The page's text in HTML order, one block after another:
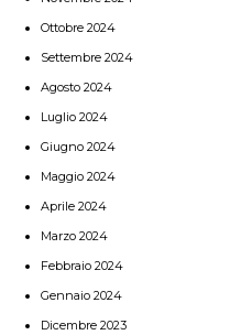
Ottobre 2024
Settembre 2024
Agosto 2024
Luglio 2024
Giugno 2024
Maggio 2024
Aprile 2024
Marzo 2024
Febbraio 2024
Gennaio 2024
Dicembre 2023